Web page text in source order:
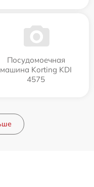
Посудомоечная
машина Korting KDI
4575